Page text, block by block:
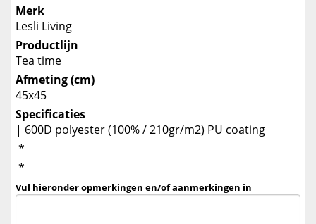
Merk
Lesli Living
Productlijn
Tea time
Afmeting (cm)
45x45
Specificaties
| 600D polyester (100% / 210gr/m2) PU coating
*
*
Vul hieronder opmerkingen en/of aanmerkingen in